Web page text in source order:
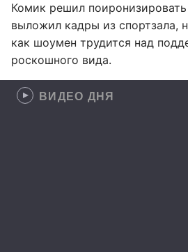
Комик решил
выложил кадры из спортзала,
как шоумен трудится над
роскошного вида.
ВИДЕО ДНЯ